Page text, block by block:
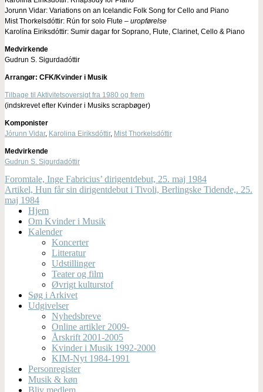
Jorunn Vidar: Variations on an Icelandic Folk Song for Cello and Piano
Mist Thorkelsdóttir: Rún for solo Flute – uropførelse
Karolína Eiriksdóttir: Sumir dagar for Soprano, Flute, Clarinet, Cello & Piano
Medvirkende
Gudrun S. Sigurdadóttir
Arrangør: CFK/Kvinder i Musik
Tilbage til Aktivitetsoversigt fra 1980 og frem
(indskrevet efter Kvinder i Musiks scrapbøger)
Komponister
Jórunn Vidar, Karolina Eiriksdóttir, Mist Thorkelsdóttir
Medvirkende
Gudrun S. Sigurdadóttir
Foromtale, Inge Fabricius’ dirigentdebut, 25. maj 1984
Artikel, Hun får sin dirigentdebut i Tivoli, Berlingske Tidende,. 25.
maj 1984
Hjem
Om Kvinder i Musik
Kalender
Koncerter
Litteratur
Udstillinger
Teater og film
Øvrigt kulturstof
Søg i Arkivet
Udgivelser
Nyhedsbreve
Online artikler 2009-
Årskrift 2001-2005
Kvinder i Musik 1992-2000
KIM-Nyt 1984-1991
Personregister
Musik & køn
Bliv medlem